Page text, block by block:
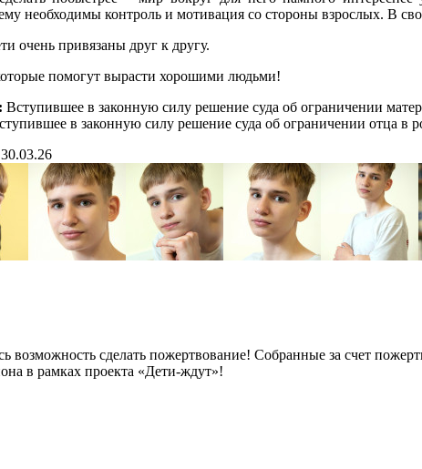
необходимы контроль и мотивация со стороны взрослых. В
очень привязаны друг к другу.
помогут вырасти хорошими людьми!
Вступившее в законную силу решение суда об ограничении
в законную силу решение суда об ограничении отца в
возможность сделать пожертвование! Собранные за счет
в рамках проекта «Дети-ждут»!